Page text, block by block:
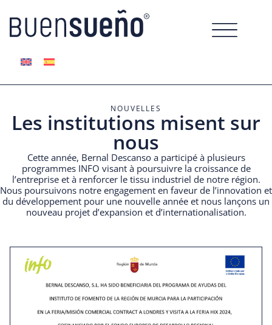
NOUVELLES
Les institutions misent sur
nous
Cette année, Bernal Descanso a participé à plusieurs
programmes INFO visant à poursuivre la croissance de
l’entreprise et à renforcer le tissu industriel de notre région.
Nous poursuivons notre engagement en faveur de l’innovation et
du développement pour une nouvelle année et nous lançons un
nouveau projet d’expansion et d’internationalisation.